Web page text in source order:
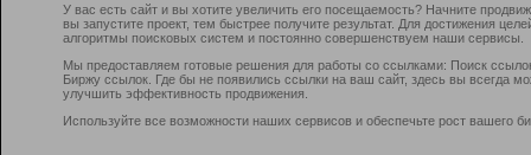
У вас есть сайт и вы хотите увеличить его посещаемость? Начните
вы запустите проект, тем быстрее получите результат. Для достижения
алгоритмы поисковых систем и постоянно совершенствуем наши сервисы.
Мы предоставляем готовые решения для работы со ссылками: Поиск
Биржу ссылок. Где бы не появились ссылки на ваш сайт, здесь вы всегда
улучшить эффективность продвижения.
Используйте все возможности наших сервисов и обеспечьте рост вашего